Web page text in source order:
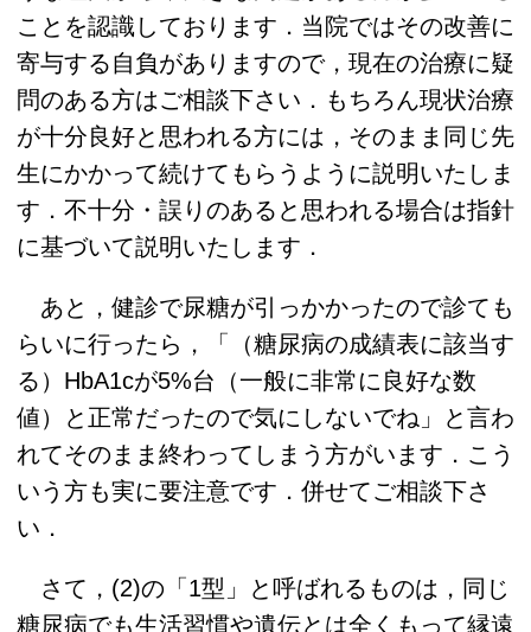
ことを認識しております．当院ではその改善に
寄与する自負がありますので，現在の治療に疑
問のある方はご相談下さい．もちろん現状治療
が十分良好と思われる方には，そのまま同じ先
生にかかって続けてもらうように説明いたしま
す．不十分・誤りのあると思われる場合は指針
に基づいて説明いたします．
あと，健診で尿糖が引っかかったので診ても
らいに行ったら，「（糖尿病の成績表に該当す
る）HbA1cが5%台（一般に非常に良好な数
値）と正常だったので気にしないでね」と言わ
れてそのまま終わってしまう方がいます．こう
いう方も実に要注意です．併せてご相談下さ
い．
さて，(2)の「1型」と呼ばれるものは，同じ
糖尿病でも生活習慣や遺伝とは全くもって縁遠